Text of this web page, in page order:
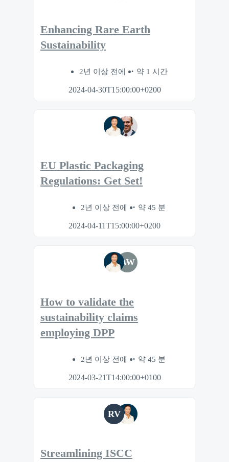
Enhancing Rare Earth
Sustainability
2년 이상 전에 약 1 시간
2024-04-30T15:00:00+0200
EU Plastic Packaging
Regulations: Get Set!
2년 이상 전에 약 45 분
2024-04-11T15:00:00+0200
AW
How to validate the
sustainability claims
employing DPP
2년 이상 전에 약 45 분
2024-03-21T14:00:00+0100
RV
Streamlining ISCC